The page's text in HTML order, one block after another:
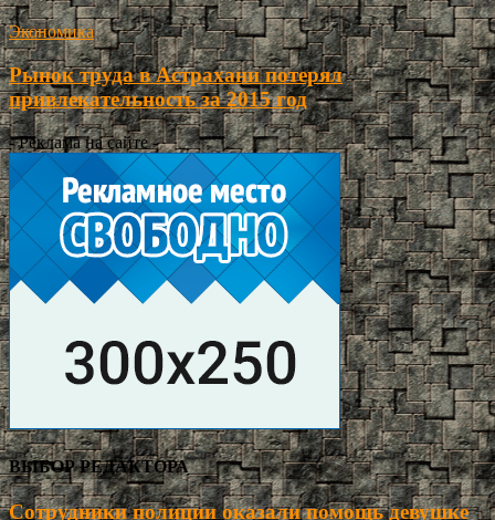
Экономика
Рынок труда в Астрахани потерял
привлекательность за 2015 год
- Реклама на сайте -
ВЫБОР РЕДАКТОРА
Сотрудники полиции оказали помощь девушке